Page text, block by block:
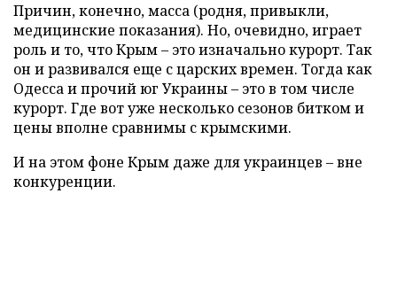
Причин, конечно, масса (родня, привыкли,
медицинские показания). Но, очевидно, играет
роль и то, что Крым – это изначально курорт. Так
он и развивался еще с царских времен. Тогда как
Одесса и прочий юг Украины – это в том числе
курорт. Где вот уже несколько сезонов битком и
цены вполне сравнимы с крымскими.
И на этом фоне Крым даже для украинцев – вне
конкуренции.